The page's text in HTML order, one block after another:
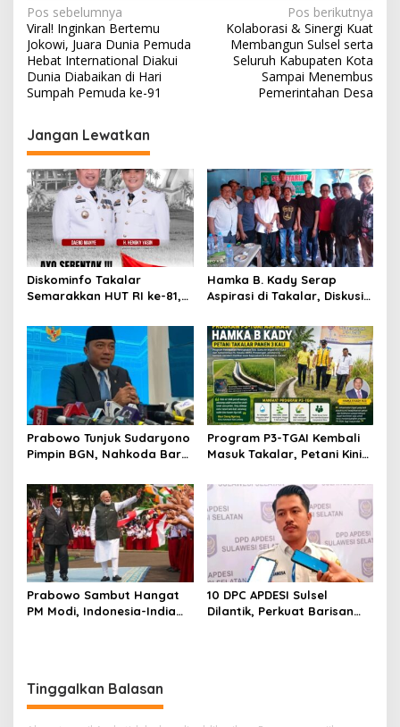
N
a
v
i
a
s
i
p
o
s
Pos sebelumnya
Viral! Inginkan Bertemu
Jokowi, Juara Dunia Pemuda
Hebat International Diakui
Dunia Diabaikan di Hari
Sumpah Pemuda ke-91
Pos berikutnya
Kolaborasi & Sinergi Kuat
Membangun Sulsel serta
Seluruh Kabupaten Kota
Sampai Menembus
Pemerintahan Desa
Jangan Lewatkan
Diskominfo Takalar
Semarakkan HUT RI ke-81,
Jalan Protokol
Hamka B. Kady Serap
Aspirasi di Takalar, Diskusi
LSM Bahas Pembangunan
Prabowo Tunjuk Sudaryono
Pimpin BGN, Nahkoda Baru
Gratis
Program P3-TGAI Kembali
Masuk Takalar, Petani Kini
Prabowo Sambut Hangat
PM Modi, Indonesia-India
10 DPC APDESI Sulsel
Dilantik, Perkuat Barisan
Tinggalkan Balasan